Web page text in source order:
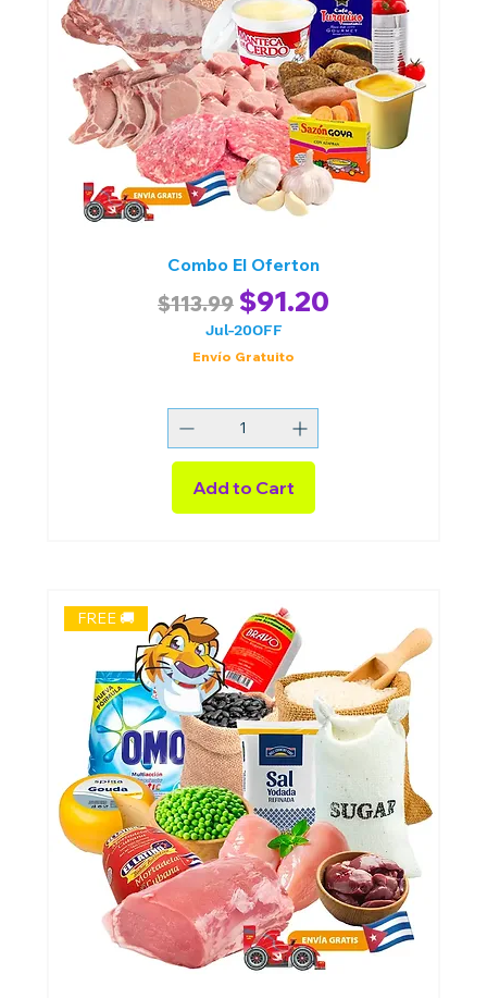
Combo El Oferton
Regular Price
$113.99 Sale Price
$91.20
Jul-20OFF
Envío Gratuito
Add to Cart
FREE 🚚